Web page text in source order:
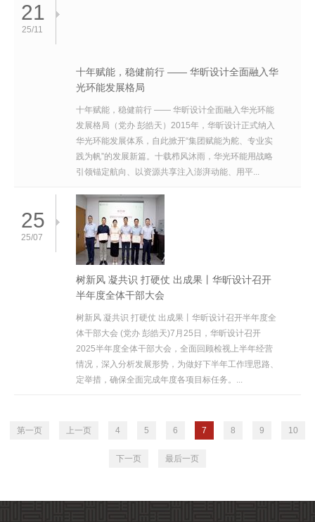
21
25/11
十年赋能，稳健前行 —— 华昕设计全面融入华
光环能发展格局
十年赋能，稳健前行 —— 华昕设计全面融入华光环能
发展格局（党办 彭皓天）2015年，华昕设计正式纳入
华光环能发展体系，自此掀开“集团赋能为舵、专业实
践为帆”的发展新篇。十载栉风沐雨，华光环能用战略
引领锚定航向、以资源共享注入澎湃动能、用平...
25
25/07
树新风 凝共识 打硬仗 出成果丨华昕设计召开
半年度全体干部大会
树新风 凝共识 打硬仗 出成果丨华昕设计召开半年度全
体干部大会 (党办 彭皓天)7月25日，华昕设计召开
2025半年度全体干部大会，全面回顾检视上半年经营
情况，深入分析发展形势，为做好下半年工作理思路、
定举措，确保全面完成年度各项目标任务。...
第一页 上一页 4 5 6 7 8 9 10
下一页 最后一页